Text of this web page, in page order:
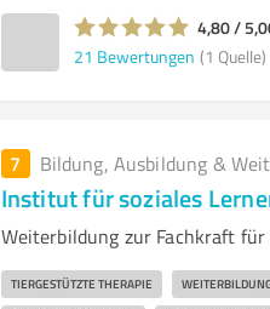
4,80 /
21 Bewertungen (1 Quelle)
7 Bildung, Ausbildung &
Institut für soziales
Weiterbildung zur Fachkraft
TIERGESTÜTZTE THERAPIE